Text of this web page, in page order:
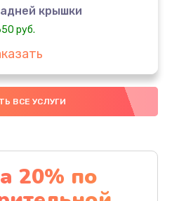
крышки
руб.
руб.
платы
руб.
ВСЕ УСЛУГИ
20% по